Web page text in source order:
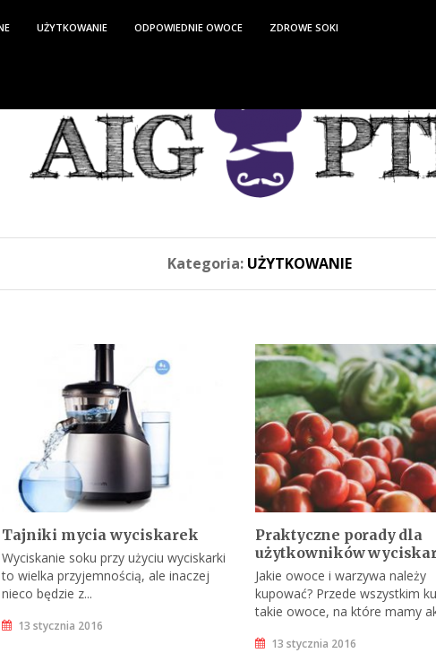
UŻYTKOWANIE ODPOWIEDNIE OWOCE ZDROWE SOKI
Kategoria: UŻYTKOWANIE
Tajniki mycia wyciskarek
Wyciskanie soku przy użyciu wyciskarki
to wielka przyjemnością, ale inaczej
nieco będzie z...
13 stycznia 2016
Praktyczne porady dla
użytkowników
Jakie owoce i warzywa należy
kupować? Przede wszystkim
takie owoce, na które mamy
13 stycznia 2016